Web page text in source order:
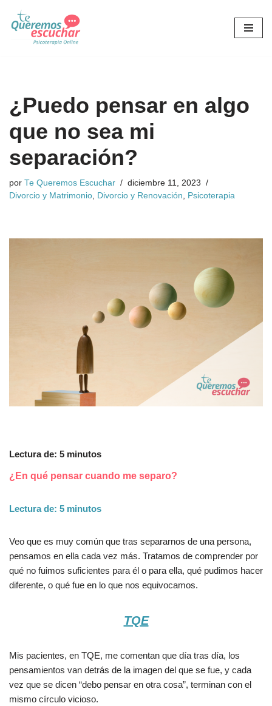
Saltar
¿Puedo pensar en algo
que no sea mi
separación?
por Te Queremos Escuchar
diciembre 11, 2023
Divorcio y Matrimonio, Divorcio y Renovación, Psicoterapia
Lectura de: 5 minutos
¿En qué pensar cuando me separo?
Lectura de: 5 minutos
Veo que es muy común que tras separarnos de una persona,
pensamos en ella cada vez más. Tratamos de comprender por
qué no fuimos suficientes para él o para ella, qué pudimos hacer
diferente, o qué fue en lo que nos equivocamos.
TQE
Mis pacientes, en TQE, me comentan que día tras día, los
pensamientos van detrás de la imagen del que se fue, y cada
vez que se dicen “debo pensar en otra cosa”, terminan con el
mismo círculo vicioso.